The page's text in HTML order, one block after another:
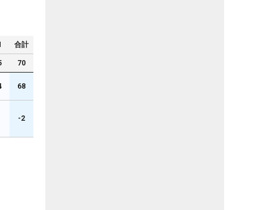
合計
70
68
-2